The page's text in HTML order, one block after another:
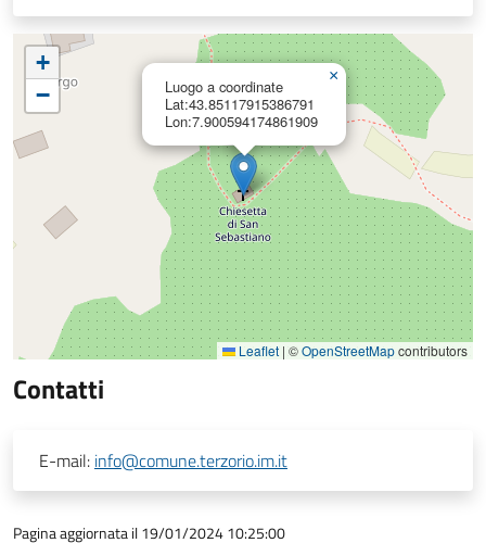
Luogo a coordinate
Lat:43.85117915386791
Lon:7.900594174861909
×
+
−
Leaflet | ©OpenStreetMapcontributors
Contatti
E-mail: info@comune.terzorio.im.it
Pagina aggiornata il 19/01/2024 10:25:00